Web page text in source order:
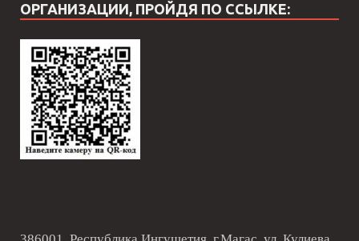
ОРГАНИЗАЦИИ, ПРОЙДЯ ПО ССЫЛКЕ: